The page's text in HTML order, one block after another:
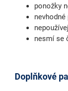
ponožky
nesmí se
Doplňkové